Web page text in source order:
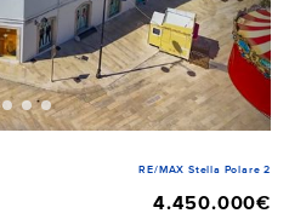
RE/MAX Stella Polare 2
4.450.000€